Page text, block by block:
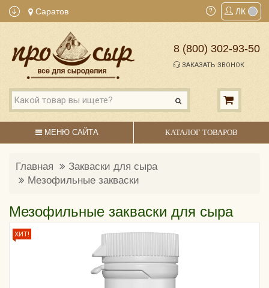
Саратов ЛК
8 (800) 302-93-50
ЗАКАЗАТЬ ЗВОНОК
МЕНЮ САЙТА КАТАЛОГ ТОВАРОВ
Главная
Закваски для сыра
Мезофильные закваски
Мезофильные закваски для сыра
ХИТ!